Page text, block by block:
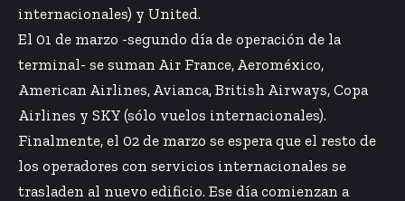
internacionales) y United.
El 01 de marzo -segundo día de operación de la
terminal- se suman Air France, Aeroméxico,
American Airlines, Avianca, British Airways, Copa
Airlines y SKY (sólo vuelos internacionales).
Finalmente, el 02 de marzo se espera que el resto de
los operadores con servicios internacionales se
trasladen al nuevo edificio. Ese día comienzan a